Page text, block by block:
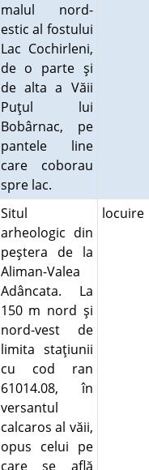
malul nord-
estic al fostului
Lac Cochirleni,
de o parte şi
de alta a Văii
Puţul lui
Bobârnac, pe
pantele line
care coborau
spre lac.
Situl
arheologic din
peştera de la
Aliman-Valea
Adâncata. La
150 m nord şi
nord-vest de
limita staţiunii
cu cod ran
61014.08, în
versantul
calcaros al văii,
opus celui pe
care se află
locuire